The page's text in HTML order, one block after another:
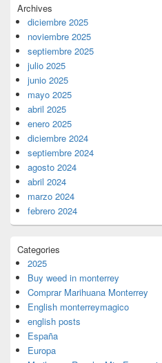
Archives
diciembre 2025
noviembre 2025
septiembre 2025
julio 2025
junio 2025
mayo 2025
abril 2025
enero 2025
diciembre 2024
septiembre 2024
agosto 2024
abril 2024
marzo 2024
febrero 2024
Categories
2025
Buy weed in monterrey
Comprar Marihuana Monterrey
English monterreymagico
english posts
España
Europa